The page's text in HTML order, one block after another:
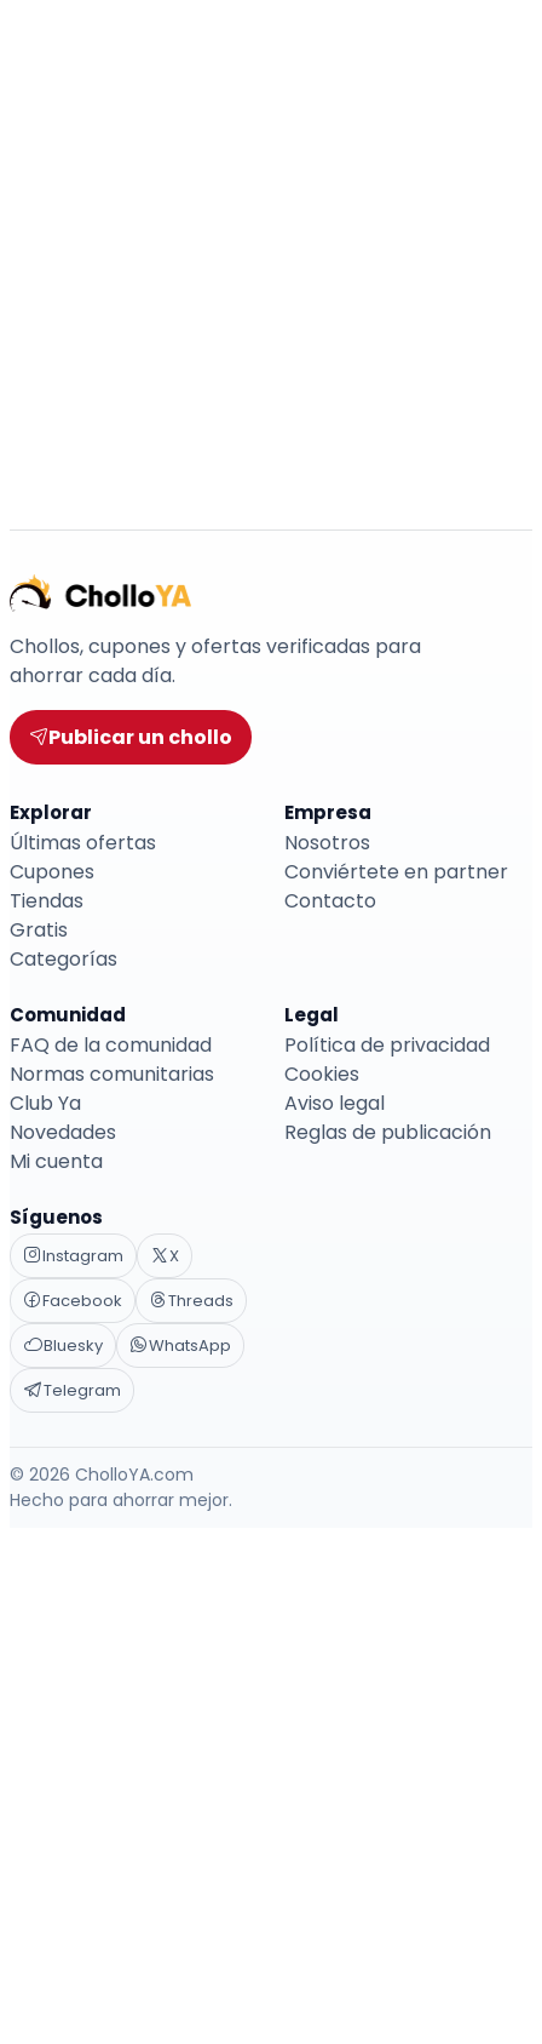
Chollos, cupones y ofertas verificadas para
ahorrar cada día.
Publicar un chollo
Explorar
Últimas ofertas
Cupones
Tiendas
Gratis
Categorías
Empresa
Nosotros
Conviértete en partner
Contacto
Comunidad
FAQ de la comunidad
Normas comunitarias
Club Ya
Novedades
Mi cuenta
Legal
Política de privacidad
Cookies
Aviso legal
Reglas de publicación
Síguenos
Instagram
X
Facebook
Threads
Bluesky
WhatsApp
Telegram
© 2026 CholloYA.com
Hecho para ahorrar mejor.